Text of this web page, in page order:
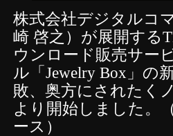
株式会社デジタルコ
崎 啓之）が展開する
ウンロード販売サー
ル「Jewelry Box」の
敗、奥方にされたく
より開始しました。
ース）